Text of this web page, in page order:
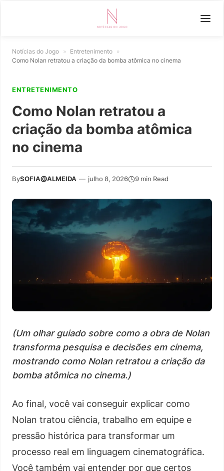
Notícias do Jogo » Entretenimento »
Como Nolan retratou a criação da bomba atômica no cinema
ENTRETENIMENTO
Como Nolan retratou a
criação da bomba atômica
no cinema
BySOFIA@ALMEIDA — julho 8, 2026 9 min Read
(Um olhar guiado sobre como a obra de Nolan
transforma pesquisa e decisões em cinema,
mostrando como Nolan retratou a criação da
bomba atômica no cinema.)
Ao final, você vai conseguir explicar como
Nolan tratou ciência, trabalho em equipe e
pressão histórica para transformar um
processo real em linguagem cinematográfica.
Você também vai entender por que certos